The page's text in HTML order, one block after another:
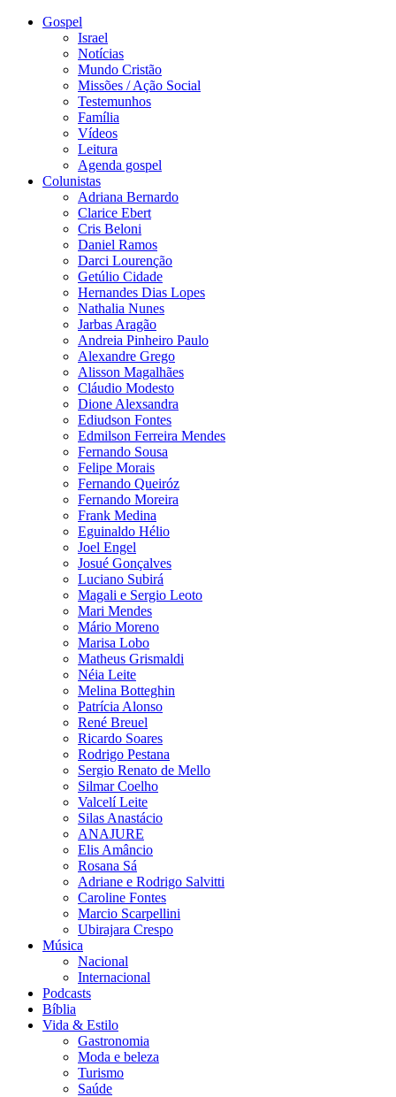
Gospel
Israel
Notícias
Mundo Cristão
Missões / Ação Social
Testemunhos
Família
Vídeos
Leitura
Agenda gospel
Colunistas
Adriana Bernardo
Clarice Ebert
Cris Beloni
Daniel Ramos
Darci Lourenção
Getúlio Cidade
Hernandes Dias Lopes
Nathalia Nunes
Jarbas Aragão
Andreia Pinheiro Paulo
Alexandre Grego
Alisson Magalhães
Cláudio Modesto
Dione Alexsandra
Ediudson Fontes
Edmilson Ferreira Mendes
Fernando Sousa
Felipe Morais
Fernando Queiróz
Fernando Moreira
Frank Medina
Eguinaldo Hélio
Joel Engel
Josué Gonçalves
Luciano Subirá
Magali e Sergio Leoto
Mari Mendes
Mário Moreno
Marisa Lobo
Matheus Grismaldi
Néia Leite
Melina Botteghin
Patrícia Alonso
René Breuel
Ricardo Soares
Rodrigo Pestana
Sergio Renato de Mello
Silmar Coelho
Valcelí Leite
Silas Anastácio
ANAJURE
Elis Amâncio
Rosana Sá
Adriane e Rodrigo Salvitti
Caroline Fontes
Marcio Scarpellini
Ubirajara Crespo
Música
Nacional
Internacional
Podcasts
Bíblia
Vida & Estilo
Gastronomia
Moda e beleza
Turismo
Saúde